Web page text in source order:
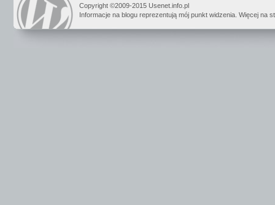
Copyright ©2009-2015 Usenet.info.pl
Informacje na blogu reprezentują mój punkt widzenia. Więcej na